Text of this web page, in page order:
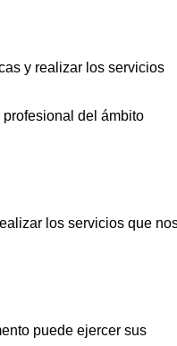
y realizar los servicios
del ámbito
los servicios que
puede ejercer sus